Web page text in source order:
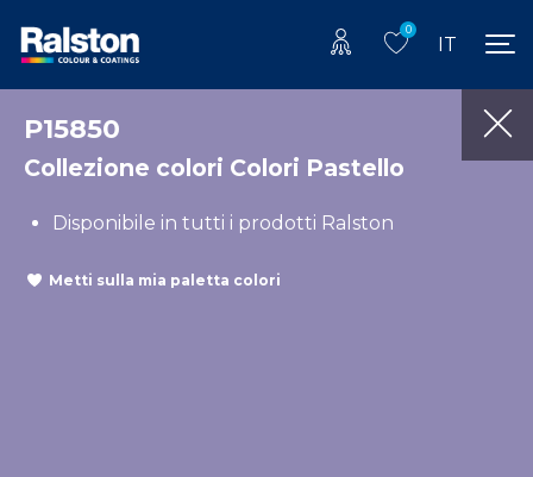
0
IT
P15850
Collezione colori Colori Pastello
Disponibile in tutti i prodotti Ralston
Metti sulla mia paletta colori